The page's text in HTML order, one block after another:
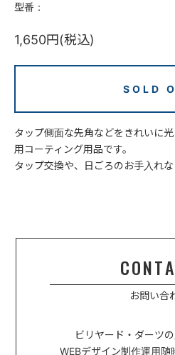
型番：
1,650円(税込)
SOLD
タップ側面な先角などをきれいに
用コーティング用品です。
タップ交換や、日ごろのお手入れな
お問い合
ビリヤード・ダーツの
WEBデザイン制作運用随